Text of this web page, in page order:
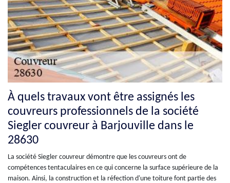
À quels travaux vont être assignés les
couvreurs professionnels de la société
Siegler couvreur à Barjouville dans le
28630
La société Siegler couvreur démontre que les couvreurs ont de
compétences tentaculaires en ce qui concerne la surface supérieure de la
maison. Ainsi, la construction et la réfection d'une toiture font partie des